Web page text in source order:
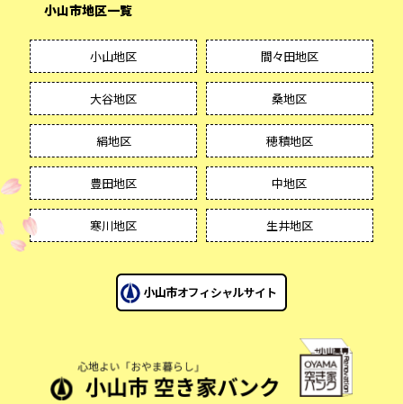
小山市地区一覧
小山地区 間々田地区
大谷地区 桑地区
絹地区 穂積地区
豊田地区 中地区
寒川地区 生井地区